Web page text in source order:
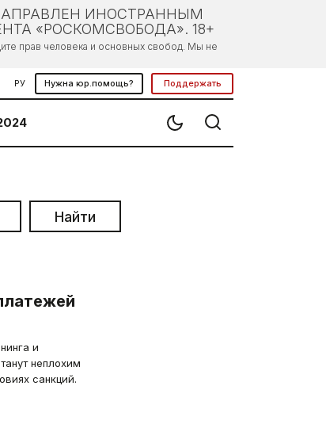
ИНОСТРАННЫМ
«РОСКОМСВОБОДА». 18+
прав человека и основных свобод. Мы не
РУ Нужна юр.помощь? Поддержать
Найти
и
неплохим
санкций.